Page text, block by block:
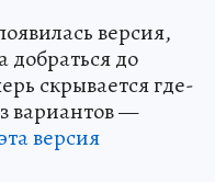
версия,
добраться до
скрывается где-
вариантов —
версия